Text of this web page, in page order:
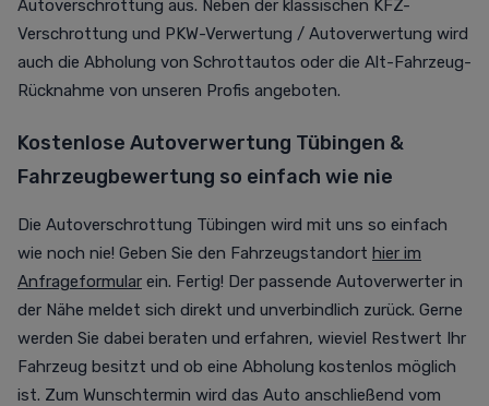
Autoverschrottung aus. Neben der klassischen KFZ-
Verschrottung und PKW-Verwertung / Autoverwertung wird
auch die Abholung von Schrottautos oder die Alt-Fahrzeug-
Rücknahme von unseren Profis angeboten.
Kostenlose Autoverwertung Tübingen &
Fahrzeugbewertung so einfach wie nie
Die Autoverschrottung Tübingen wird mit uns so einfach
wie noch nie! Geben Sie den Fahrzeugstandort hier im
Anfrageformular ein. Fertig! Der passende Autoverwerter in
der Nähe meldet sich direkt und unverbindlich zurück. Gerne
werden Sie dabei beraten und erfahren, wieviel Restwert Ihr
Fahrzeug besitzt und ob eine Abholung kostenlos möglich
ist. Zum Wunschtermin wird das Auto anschließend vom